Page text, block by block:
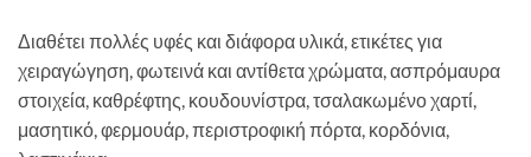
Διαθέτει πολλές υφές και διάφορα υλικά, ετικέτες για
χειραγώγηση, φωτεινά και αντίθετα χρώματα, ασπρόμαυρα
στοιχεία, καθρέφτης, κουδουνίστρα, τσαλακωμένο χαρτί,
μασητικό, φερμουάρ, περιστροφική πόρτα, κορδόνια,